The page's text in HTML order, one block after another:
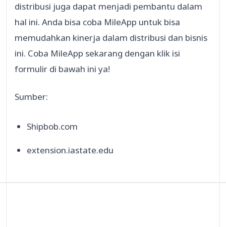
distribusi juga dapat menjadi pembantu dalam
hal ini. Anda bisa coba MileApp untuk bisa
memudahkan kinerja dalam distribusi dan bisnis
ini. Coba MileApp sekarang dengan klik isi
formulir di bawah ini ya!
Sumber:
Shipbob.com
extension.iastate.edu